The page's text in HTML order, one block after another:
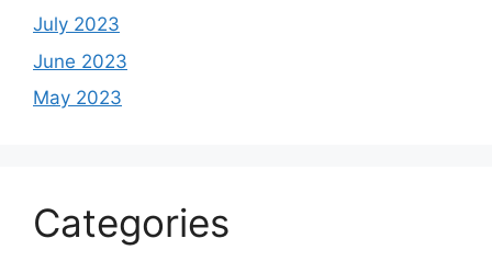
July 2023
June 2023
May 2023
Categories